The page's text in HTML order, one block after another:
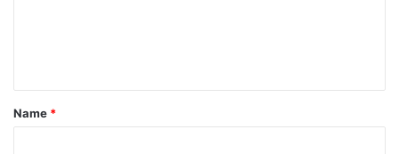
*
Name *